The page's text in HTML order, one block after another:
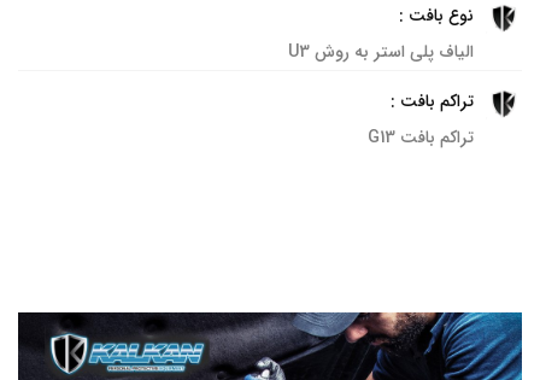
نوع بافت :
الیاف پلی استر به روش U3
تراکم بافت :
تراکم بافت G13